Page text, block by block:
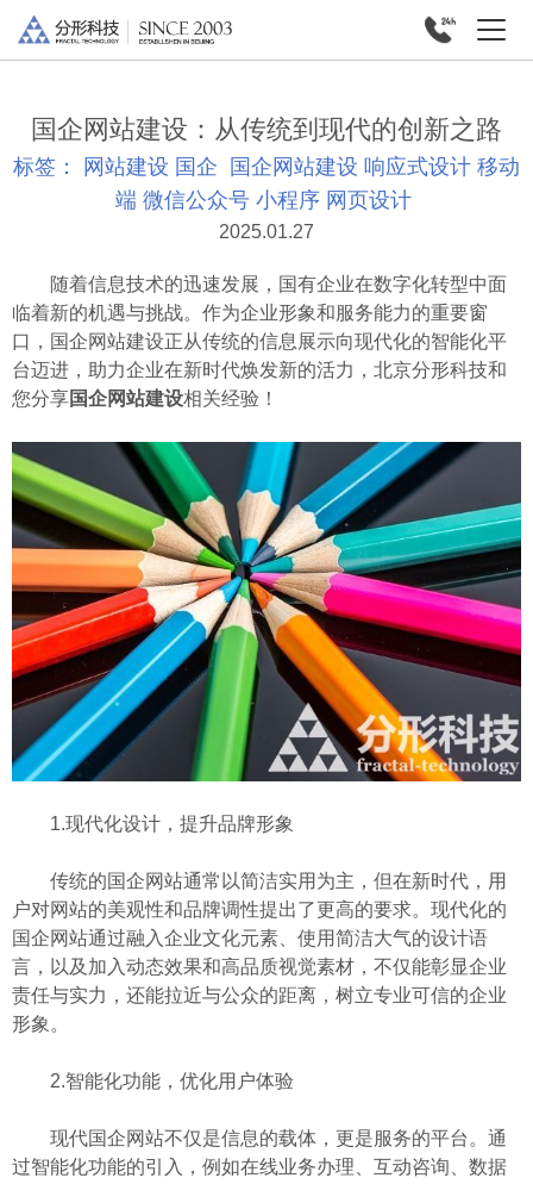
国企网站建设：从传统到现代的创新之路
标签： 网站建设 国企 国企网站建设 响应式设计 移动
端 微信公众号 小程序 网页设计
2025.01.27
随着信息技术的迅速发展，国有企业在数字化转型中面
临着新的机遇与挑战。作为企业形象和服务能力的重要窗
口，国企网站建设正从传统的信息展示向现代化的智能化平
台迈进，助力企业在新时代焕发新的活力，北京分形科技和
您分享国企网站建设相关经验！
1.现代化设计，提升品牌形象
传统的国企网站通常以简洁实用为主，但在新时代，用
户对网站的美观性和品牌调性提出了更高的要求。现代化的
国企网站通过融入企业文化元素、使用简洁大气的设计语
言，以及加入动态效果和高品质视觉素材，不仅能彰显企业
责任与实力，还能拉近与公众的距离，树立专业可信的企业
形象。
2.智能化功能，优化用户体验
现代国企网站不仅是信息的载体，更是服务的平台。通
过智能化功能的引入，例如在线业务办理、互动咨询、数据